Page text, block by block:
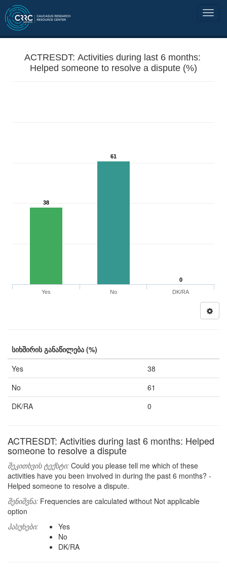
ACTRESDT: Activities during last 6 months:
Helped someone to resolve a dispute (%)
38
61
0
Yes
No DK/RA
სიხშირის განაწილება (%)
Yes
38
No
61
DK/RA
0
ACTRESDT: Activities during last 6 months: Helped
someone to resolve a dispute
შეკითხვის ტექსტი: Could you please tell me which of these
activities have you been involved in during the past 6 months? -
Helped someone to resolve a dispute.
შენიშვნა: Frequencies are calculated without Not applicable
option
პასუხები:
Yes
No
DK/RA